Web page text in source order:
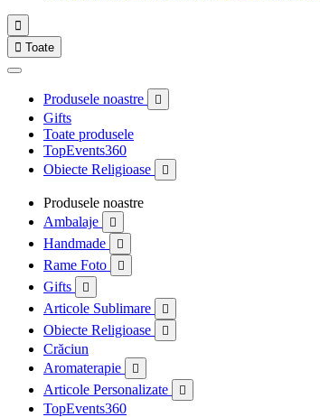

 Toate
Produsele noastre 
Gifts
Toate produsele
TopEvents360
Obiecte Religioase

Produsele noastre
Ambalaje

Handmade 
Rame Foto 
Gifts 
Articole Sublimare 
Obiecte Religioase 
Crăciun
Aromaterapie

Articole Personalizate 
TopEvents360